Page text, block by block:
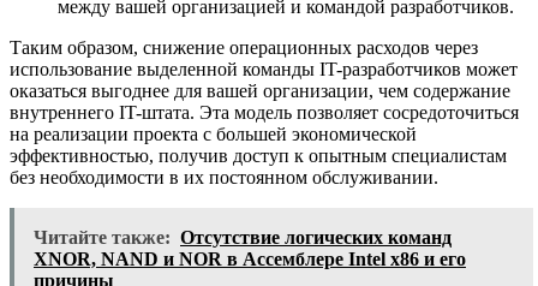
между вашей организацией и командой разработчиков.
Таким образом, снижение операционных расходов через
использование выделенной команды IT-разработчиков может
оказаться выгоднее для вашей организации, чем содержание
внутреннего IT-штата. Эта модель позволяет сосредоточиться
на реализации проекта с большей экономической
эффективностью, получив доступ к опытным специалистам
без необходимости в их постоянном обслуживании.
Читайте также: Отсутствие логических команд
XNOR, NAND и NOR в Ассемблере Intel x86 и его
причины